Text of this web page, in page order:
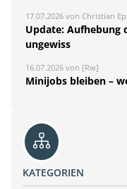
17.07.2026 von Christian
Update: Aufhebung
ungewiss
16.07.2026 von [Rw]
Minijobs bleiben –
KATEGORIEN